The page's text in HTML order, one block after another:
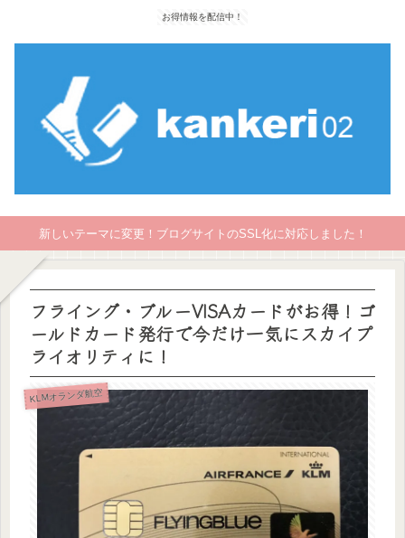
お得情報を配信中！
新しいテーマに変更！ブログサイトのSSL化に対応しました！
フライング・ブルーVISAカードがお得！ゴ
ールドカード発行で今だけ一気にスカイプ
ライオリティに！
KLMオランダ航空